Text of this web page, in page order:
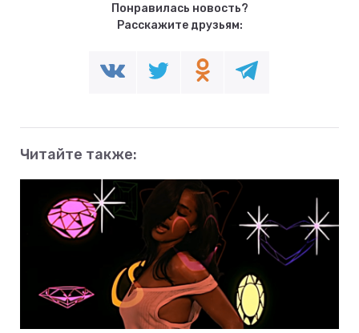
Понравилась новость?
Расскажите друзьям:
Читайте также: